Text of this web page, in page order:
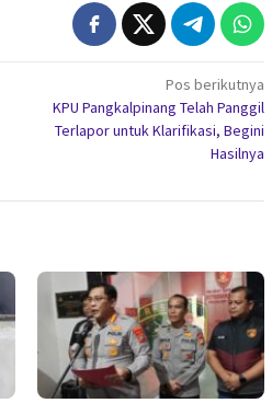
Pos berikutnya
KPU Pangkalpinang Telah Panggil
Terlapor untuk Klarifikasi, Begini
Hasilnya